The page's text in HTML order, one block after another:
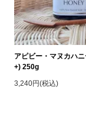
アピビー・マヌカハ
+) 250g
3,240円(税込)